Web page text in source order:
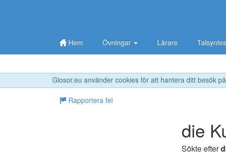
Glosor.eu använder cookies för att hantera ditt besök
Hem Övningar Lärare Talsyntes
Rapportera fel
die
Sökte efter